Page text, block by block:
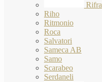
Rifra
Riho
Ritmonio
Roca
Salvatori
Sameca AB
Samo
Scarabeo
Serdaneli